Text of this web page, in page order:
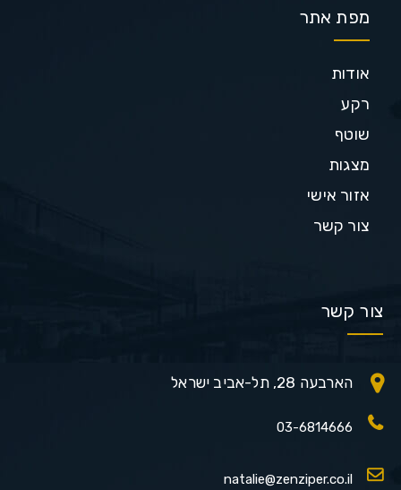
מפת אתר
אודות
רקע
שוטף
מצגות
אזור אישי
צור קשר
צור קשר
הארבעה 28, תל-אביב ישראל
03-6814666
natalie@zenziper.co.il